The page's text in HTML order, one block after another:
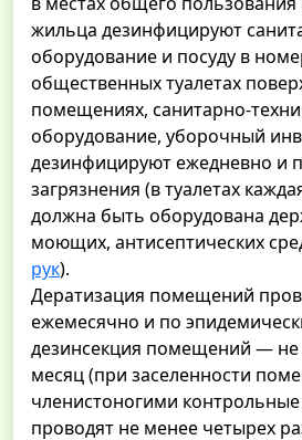
жильца дезинфицируют
оборудование и посуду в
общественных туалетах
помещениях, санитарно-
оборудование, уборочный
дезинфицируют ежедневно и
загрязнения (в туалетах
должна быть оборудована
моющих, антисептических
рук).
Дератизация помещений
ежемесячно и по
дезинсекция помещений — не
месяц (при заселенности
членистоногими
проводят не менее четырех